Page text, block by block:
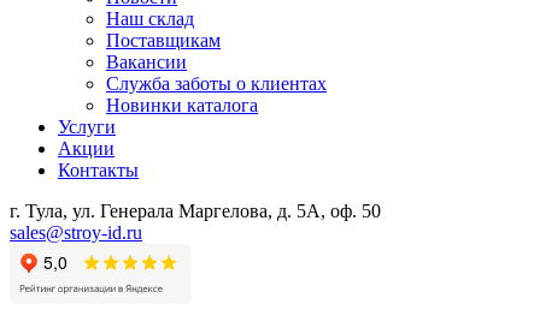
Наш склад
Поставщикам
Вакансии
Служба заботы о клиентах
Новинки каталога
Услуги
Акции
Контакты
г. Тула, ул. Генерала Маргелова, д. 5А, оф. 50
sales@stroy-id.ru